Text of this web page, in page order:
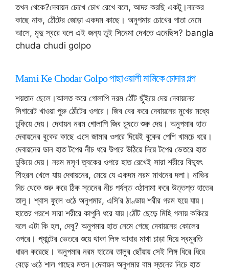
তখন থেকে?দেবায়ন চোখে চোখ রেখে বলে, আদর করছি একটু।নাকের
কাছে নাক, ঠোঁটের জোড়া একদম কাছে। অনুপমার চোখের পাতা নেমে
আসে, মৃদু স্বরে বলে এই জন্য তুই সিনেমা দেখতে এনেছিস? bangla
chuda chudi golpo
Mami Ke Chodar Golpo পাছাওয়ালী মামিকে চোদার গল্প
শয়তান ছেলে।আলত করে গোলাপি নরম ঠোঁট ছুঁইয়ে দেয় দেবায়নের
সিগারেট খাওয়া পুরু ঠোঁটের ওপরে। জিব বের করে দেবায়নের মুখের মধ্যে
ঢুকিয়ে দেয়। দেবায়ন নরম গোলাপি জিব চুষতে শুরু দেয়। অনুপমার হাত
দেবায়নের বুকের কাছে এসে জামার ওপরে দিয়েই বুকের পেশি খামচে ধরে।
দেবায়নের ডান হাত টপের নীচ ধরে উপরে উঠিয়ে দিয়ে টপের ভেতরে হাত
ঢুকিয়ে দেয়। নরম মসৃণ ত্বকের ওপরে হাত রেখেই সারা শরীরে বিদ্যুৎ
শিহরন খেলে যায় দেবায়নের, মেয়ে যে একদম নরম মাখনের দলা। নাভির
নিচ থেকে শুরু করে ঠিক স্তনের নীচ পর্যন্ত ওঠানামা করে উত্তপ্ত হাতের
তালু। শ্বাস ফুলে ওঠে অনুপমার, এসি’র ঠাণ্ডায় শরীর গরম হয়ে যায়।
হাতের পরশে সারা শরীরে কাপুনি ধরে যায়।ঠোঁট ছেড়ে মিহি গলায় ককিয়ে
বলে এটা কি হল, দেবু? অনুপমার হাত নেমে গেছে দেবায়নের কোলের
ওপরে। প্যান্টের ভেতরে শুয়ে থাকা লিঙ্গ আবার মাথা চাড়া দিয়ে স্বমুরতি
ধারন করেছে। অনুপমার নরম হাতের তালুর ছোঁয়ায় সেই লিঙ্গ ধিরে ধিরে
বেড়ে ওঠে শাল গাছের মতন।দেবায়ন অনুপমার বাম স্তনের নিচে হাত